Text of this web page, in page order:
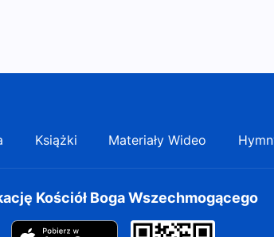
Książki Materiały Wideo
Kościół Boga Wszechmogącego